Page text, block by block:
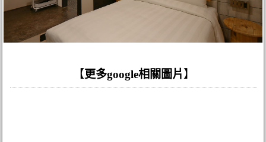
【更多google相關圖片 】